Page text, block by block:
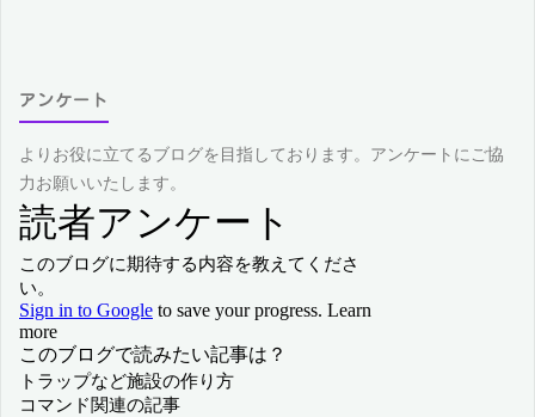
アンケート
よりお役に立てるブログを目指しております。アンケートにご協
力お願いいたします。